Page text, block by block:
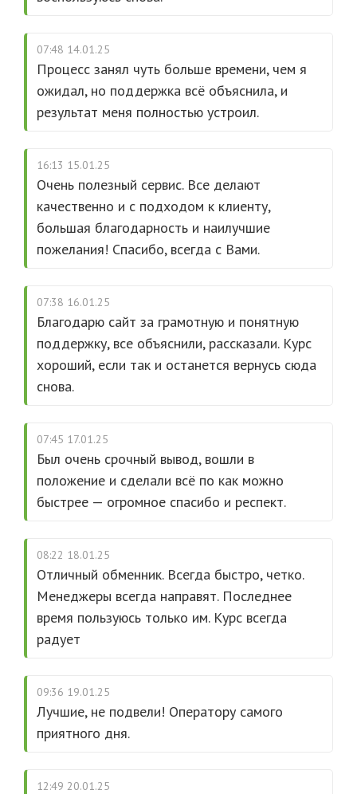
07:48 14.01.25
Процесс занял чуть больше времени, чем я
ожидал, но поддержка всё объяснила, и
результат меня полностью устроил.
16:13 15.01.25
Очень полезный сервис. Все делают
качественно и с подходом к клиенту,
большая благодарность и наилучшие
пожелания! Спасибо, всегда с Вами.
07:38 16.01.25
Благодарю сайт за грамотную и понятную
поддержку, все объяснили, рассказали. Курс
хороший, если так и останется вернусь сюда
снова.
07:45 17.01.25
Был очень срочный вывод, вошли в
положение и сделали всё по как можно
быстрее — огромное спасибо и респект.
08:22 18.01.25
Отличный обменник. Всегда быстро, четко.
Менеджеры всегда направят. Последнее
время пользуюсь только им. Курс всегда
радует
09:36 19.01.25
Лучшие, не подвели! Оператору самого
приятного дня.
12:49 20.01.25